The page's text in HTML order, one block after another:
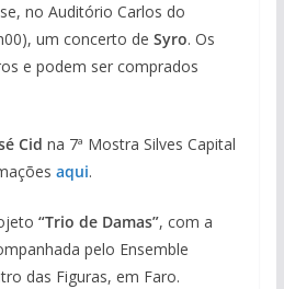
no Auditório Carlos do
um concerto de Syro. Os
e podem ser comprados
Cid na 7ª Mostra Silves Capital
aqui.
“Trio de Damas”, com a
pelo Ensemble
das Figuras, em Faro.